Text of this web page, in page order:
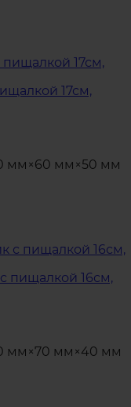
17см,
мм×60 мм×50 мм
пищалкой 16см,
мм×70 мм×40 мм